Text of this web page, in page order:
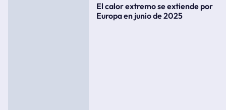
El calor extremo se extiende por
Europa en junio de 2025